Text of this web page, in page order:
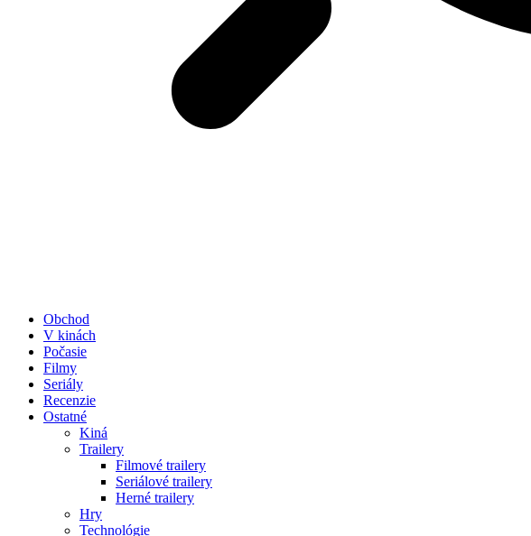
Obchod
V kinách
Počasie
Filmy
Seriály
Recenzie
Ostatné
Kiná
Trailery
Filmové trailery
Seriálové trailery
Herné trailery
Hry
Technológie